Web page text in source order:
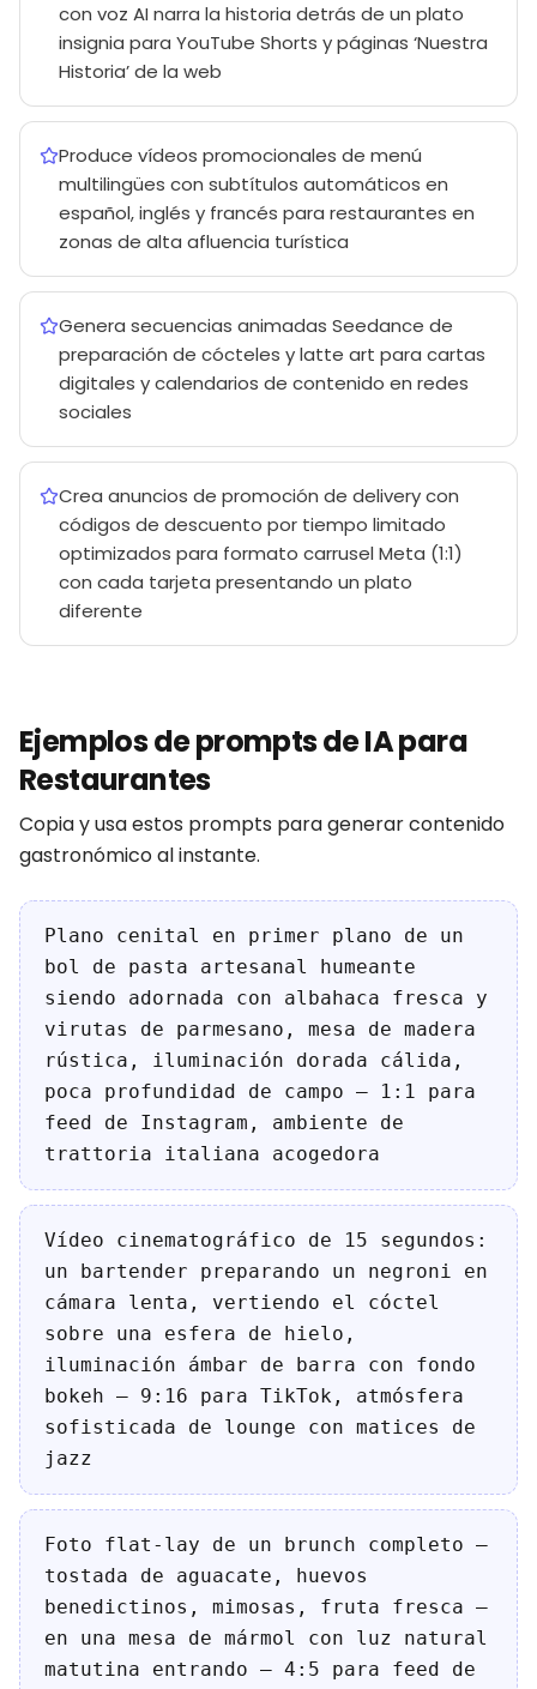
con voz AI narra la historia detrás de un plato
insignia para YouTube Shorts y páginas ‘Nuestra
Historia’ de la web
Produce vídeos promocionales de menú
multilingües con subtítulos automáticos en
español, inglés y francés para restaurantes en
zonas de alta afluencia turística
Genera secuencias animadas Seedance de
preparación de cócteles y latte art para cartas
digitales y calendarios de contenido en redes
sociales
Crea anuncios de promoción de delivery con
códigos de descuento por tiempo limitado
optimizados para formato carrusel Meta (1:1)
con cada tarjeta presentando un plato
diferente
Ejemplos de prompts de IA para
Restaurantes
Copia y usa estos prompts para generar contenido
gastronómico al instante.
Plano cenital en primer plano de un
bol de pasta artesanal humeante
siendo adornada con albahaca fresca y
virutas de parmesano, mesa de madera
rústica, iluminación dorada cálida,
poca profundidad de campo — 1:1 para
feed de Instagram, ambiente de
trattoria italiana acogedora
Vídeo cinematográfico de 15 segundos:
un bartender preparando un negroni en
cámara lenta, vertiendo el cóctel
sobre una esfera de hielo,
iluminación ámbar de barra con fondo
bokeh — 9:16 para TikTok, atmósfera
sofisticada de lounge con matices de
jazz
Foto flat-lay de un brunch completo —
tostada de aguacate, huevos
benedictinos, mimosas, fruta fresca —
en una mesa de mármol con luz natural
matutina entrando — 4:5 para feed de